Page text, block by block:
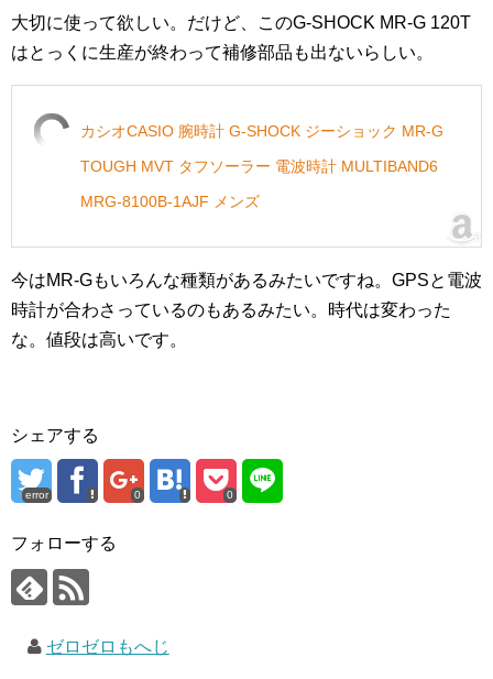
大切に使って欲しい。だけど、このG-SHOCK MR-G 120T
はとっくに生産が終わって補修部品も出ないらしい。
カシオCASIO 腕時計 G-SHOCK ジーショック MR-G
TOUGH MVT タフソーラー 電波時計 MULTIBAND6
MRG-8100B-1AJF メンズ
今はMR-Gもいろんな種類があるみたいですね。GPSと電波
時計が合わさっているのもあるみたい。時代は変わった
な。値段は高いです。
シェアする
error 0 0
フォローする
ゼロゼロもへじ